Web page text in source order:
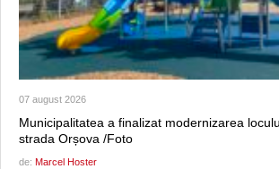
07 august 2026
Municipalitatea a finalizat modernizarea
strada Orșova /Foto
de: Marcel Hoster